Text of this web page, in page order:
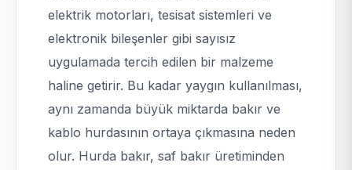
elektrik motorları, tesisat sistemleri ve
elektronik bileşenler gibi sayısız
uygulamada tercih edilen bir malzeme
haline getirir. Bu kadar yaygın kullanılması,
aynı zamanda büyük miktarda bakır ve
kablo hurdasının ortaya çıkmasına neden
olur. Hurda bakır, saf bakır üretiminden